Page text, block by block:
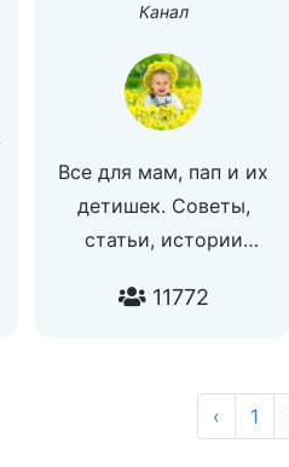
По вопросам рекламы:
@Nastya_dub
Канал
Все для мам, пап и их
детишек. Советы,
статьи, истории
ИСКЛЮЧИТЕЛЬНО по
11772
‹ 1